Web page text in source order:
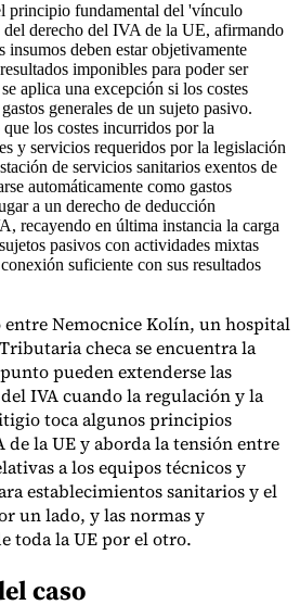
de GSTCalculadora del impuesto
de número de VATRastreador de
en colaborador Elija un experto
principio fundamental del 'vínculo
derecho del IVA de la UE, afirmando
insumos deben estar objetivamente
imponibles para poder ser
aplica una excepción si los costes
generales de un sujeto pasivo.
los costes incurridos por la
y servicios requeridos por la legislación
de servicios sanitarios exentos de
automáticamente como gastos
a un derecho de deducción
recayendo en última instancia la carga
pasivos con actividades mixtas
suficiente con sus resultados
Nemocnice Kolín, un hospital
checa se encuentra la
pueden extenderse las
IVA cuando la regulación y la
toca algunos principios
de la UE y aborda la tensión entre
a los equipos técnicos y
establecimientos sanitarios y el
un lado, y las normas y
toda la UE por el otro.
caso